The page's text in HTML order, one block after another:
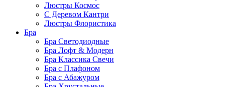
Люстры Космос
С Деревом Кантри
Люстры Флористика
Бра
Бра Светодиодные
Бра Лофт & Модерн
Бра Классика Свечи
Бра с Плафоном
Бра с Абажуром